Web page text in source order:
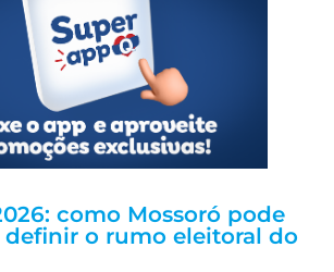
como Mossoró pode
o rumo eleitoral do